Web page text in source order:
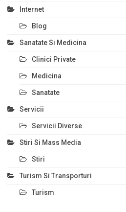
Internet
Blog
Sanatate Si Medicina
Clinici Private
Medicina
Sanatate
Servicii
Servicii Diverse
Stiri Si Mass Media
Stiri
Turism Si Transporturi
Turism